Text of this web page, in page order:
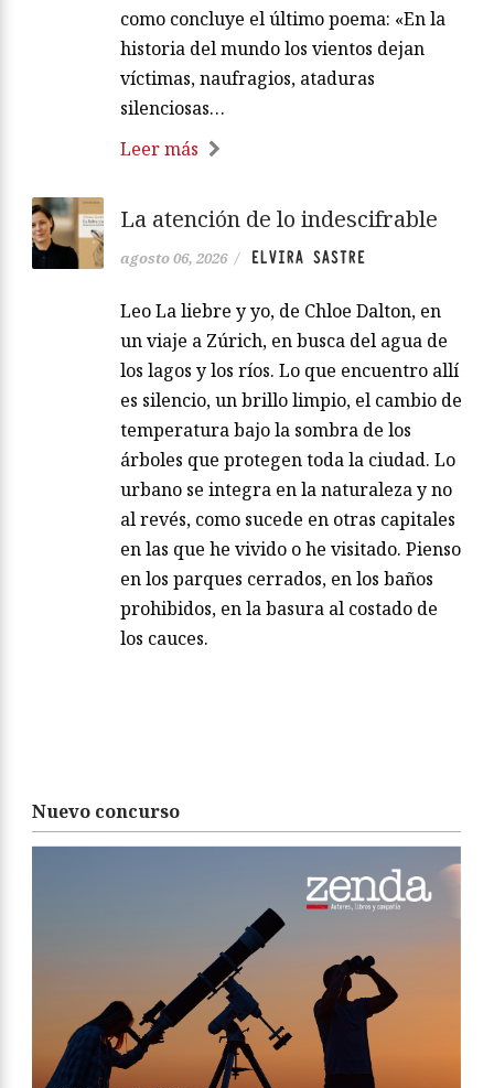
como concluye el último poema: «En la
historia del mundo los vientos dejan
víctimas, naufragios, ataduras
silenciosas…
Leer más
La atención de lo indescifrable
agosto 06, 2026 / ELVIRA SASTRE
Leo La liebre y yo, de Chloe Dalton, en
un viaje a Zúrich, en busca del agua de
los lagos y los ríos. Lo que encuentro allí
es silencio, un brillo limpio, el cambio de
temperatura bajo la sombra de los
árboles que protegen toda la ciudad. Lo
urbano se integra en la naturaleza y no
al revés, como sucede en otras capitales
en las que he vivido o he visitado. Pienso
en los parques cerrados, en los baños
prohibidos, en la basura al costado de
los cauces.
Nuevo concurso